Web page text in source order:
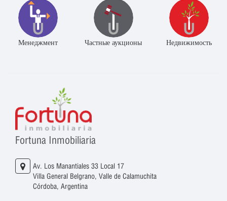
Менеджмент Частные аукционы Недвижимость
Fortuna Inmobiliaria
Av. Los Manantiales 33 Local 17
Villa General Belgrano, Valle de Calamuchita
Córdoba, Argentina